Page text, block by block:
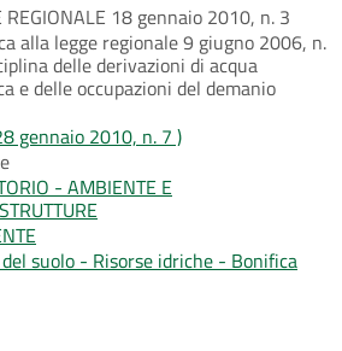
REGIONALE 18 gennaio 2010, n. 3
alla legge regionale 9 giugno 2006, n.
delle derivazioni di acqua
e delle occupazioni del demanio
gennaio 2010, n. 7 )
- AMBIENTE E
suolo - Risorse idriche - Bonifica